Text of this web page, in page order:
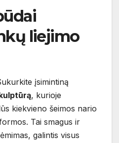
liejimo
įsimintiną
, kurioje
kiekvieno šeimos nario
Tai smagus ir
galintis visus